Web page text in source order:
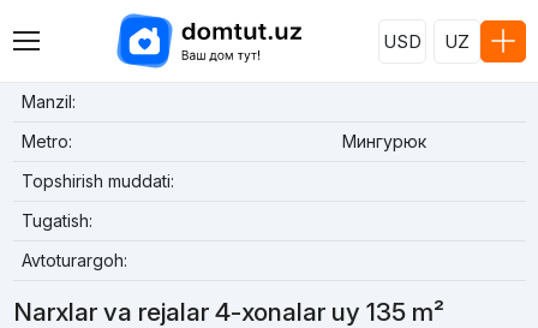
USD UZ
Manzil:
Metro:
Мингурюк
Topshirish muddati:
Tugatish:
Avtoturargoh:
Narxlar va rejalar 4-xonalar uy 135 m²